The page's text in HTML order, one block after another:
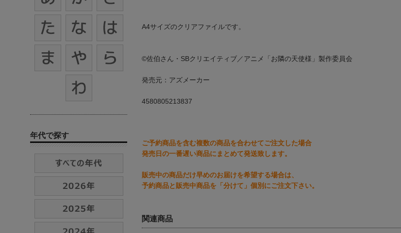
A4サイズのクリアファイルです。
©佐伯さん・SBクリエイティブ／アニメ「お隣の天使様」製作委員会
発売元：アズメーカー
4580805213837
ご予約商品を含む複数の商品を合わせてご注文した場合
発売日の一番遅い商品にまとめて発送致します。
販売中の商品だけ早めのお届けを希望する場合は、
予約商品と販売中商品を「分けて」個別にご注文下さい。
関連商品
年代で探す